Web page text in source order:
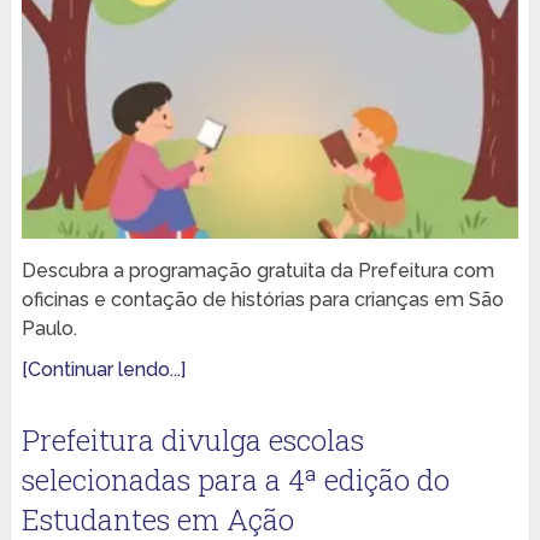
Descubra a programação gratuita da Prefeitura com
oficinas e contação de histórias para crianças em São
Paulo.
[Continuar lendo...]
Prefeitura divulga escolas
selecionadas para a 4ª edição do
Estudantes em Ação